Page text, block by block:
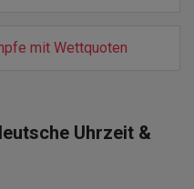
mit Wettquoten
Uhrzeit &